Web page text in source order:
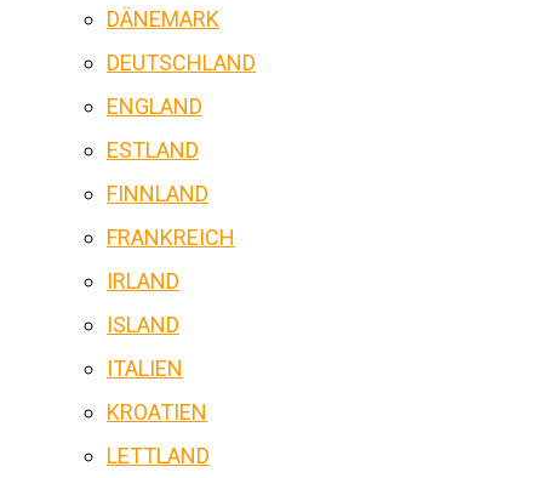
DÄNEMARK
DEUTSCHLAND
ENGLAND
ESTLAND
FINNLAND
FRANKREICH
IRLAND
ISLAND
ITALIEN
KROATIEN
LETTLAND